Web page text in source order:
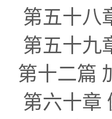
第五十八
第五十九
第十二篇
第六十章